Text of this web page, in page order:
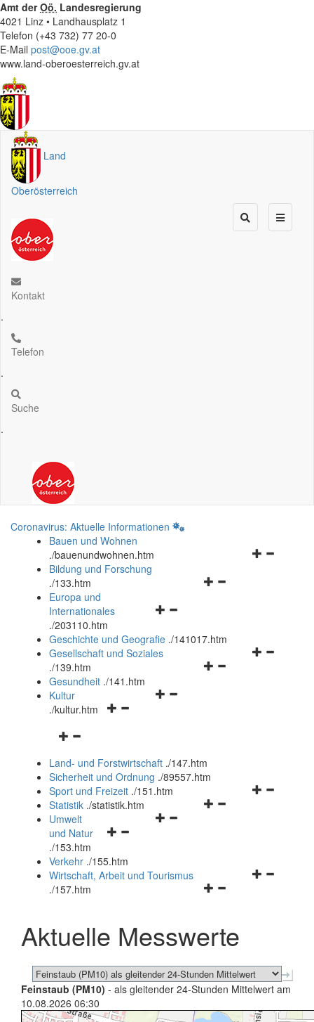
Amt derOö. Landesregierung
4021 Linz • Landhausplatz 1
Telefon (+43 732) 77 20-0
E-Mail post@ooe.gv.at
www.land-oberoesterreich.gv.at
Land
Oberösterreich
Kontakt
.
Telefon
.
Suche
.
Coronavirus: Aktuelle Informationen
Bauen und Wohnen
./bauenundwohnen.htm
Navigationsmenü
Bildung und Forschung
./133.htm
Navigationsmenü
und
schließen
Europa und
Internationales
./203110.htm
Geschichte und Geografie ./141017.htm
Navigationsmenü
Gesellschaft und Soziales
./139.htm
Navigationsmenü
Gesundheit ./141.htm
Navigationsmenü
Kultur
./kultur.htm
Navigationsmenü
und
schließen
Land- und Forstwirtschaft ./147.htm
Sicherheit und Ordnung ./89557.htm
Navigationsmenü
Sport und Freizeit ./151.htm
Navigationsmenü
Statistik ./statistik.htm
Navigationsmenü
und
schließen
Umwelt
und Natur
./153.htm
Verkehr ./155.htm
Navigationsmenü
schließen
Wirtschaft, Arbeit und Tourismus
./157.htm
Aktuelle Messwerte
Feinstaub (PM10) - als gleitender 24-Stunden Mittelwert am
10.08.2026 06:30